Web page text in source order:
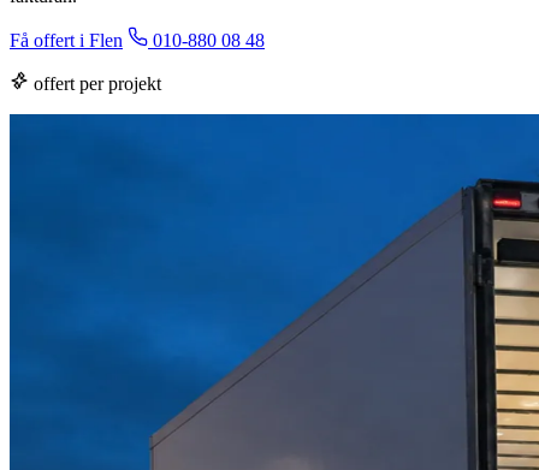
Få offert i Flen 010-880 08 48
offert per projekt